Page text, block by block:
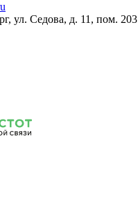
ул. Седова, д. 11, пом. 203